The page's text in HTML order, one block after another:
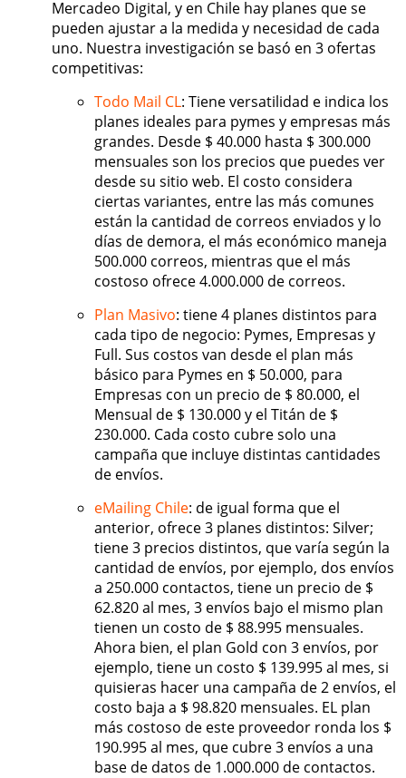
Mercadeo Digital, y en Chile hay planes que se
pueden ajustar a la medida y necesidad de cada
uno. Nuestra investigación se basó en 3 ofertas
competitivas:
Todo Mail CL: Tiene versatilidad e indica los
planes ideales para pymes y empresas más
grandes. Desde $ 40.000 hasta $ 300.000
mensuales son los precios que puedes ver
desde su sitio web. El costo considera
ciertas variantes, entre las más comunes
están la cantidad de correos enviados y lo
días de demora, el más económico maneja
500.000 correos, mientras que el más
costoso ofrece 4.000.000 de correos.
Plan Masivo: tiene 4 planes distintos para
cada tipo de negocio: Pymes, Empresas y
Full. Sus costos van desde el plan más
básico para Pymes en $ 50.000, para
Empresas con un precio de $ 80.000, el
Mensual de $ 130.000 y el Titán de $
230.000. Cada costo cubre solo una
campaña que incluye distintas cantidades
de envíos.
eMailing Chile: de igual forma que el
anterior, ofrece 3 planes distintos: Silver;
tiene 3 precios distintos, que varía según la
cantidad de envíos, por ejemplo, dos envíos
a 250.000 contactos, tiene un precio de $
62.820 al mes, 3 envíos bajo el mismo plan
tienen un costo de $ 88.995 mensuales.
Ahora bien, el plan Gold con 3 envíos, por
ejemplo, tiene un costo $ 139.995 al mes, si
quisieras hacer una campaña de 2 envíos, el
costo baja a $ 98.820 mensuales. EL plan
más costoso de este proveedor ronda los $
190.995 al mes, que cubre 3 envíos a una
base de datos de 1.000.000 de contactos.